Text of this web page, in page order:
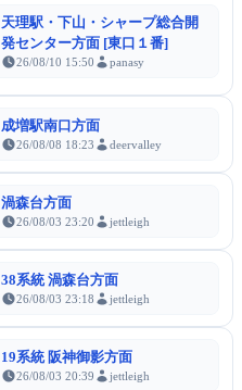
天理駅・下山・シャープ総合開
発センター方面 [東口１番]
26/08/10 15:50 panasy
成増駅南口方面
26/08/08 18:23 deervalley
渦森台方面
26/08/03 23:20 jettleigh
38系統 渦森台方面
26/08/03 23:18 jettleigh
19系統 阪神御影方面
26/08/03 20:39 jettleigh